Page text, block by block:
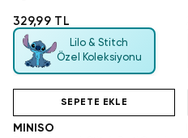
329,99 TL
Lilo & Stitch
Özel Koleksiyonu
SEPETE EKLE
MINISO